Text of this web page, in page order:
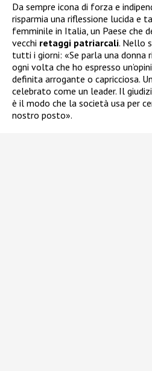
Da sempre icona di forza e
risparmia una riflessione lucida e
femminile in Italia, un Paese che
vecchi retaggi patriarcali. Nello
tutti i giorni: «Se parla una donna
ogni volta che ho espresso
definita arrogante o capricciosa.
celebrato come un leader. Il
è il modo che la società usa per
nostro posto».